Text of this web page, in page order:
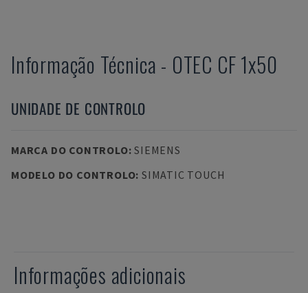
Informação Técnica - OTEC CF 1x50
UNIDADE DE CONTROLO
MARCA DO CONTROLO:SIEMENS
MODELO DO CONTROLO: SIMATIC TOUCH
Informações adicionais